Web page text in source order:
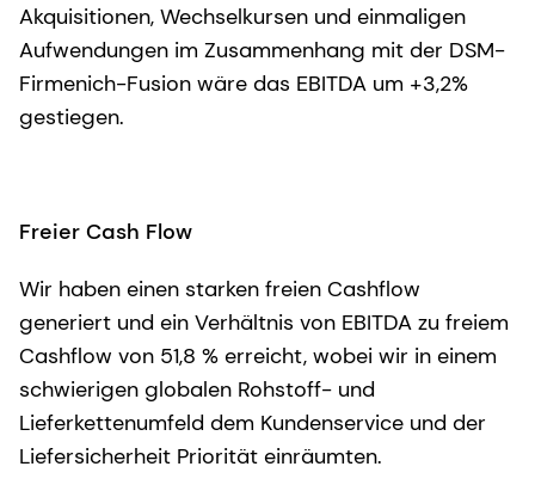
Akquisitionen, Wechselkursen und einmaligen
Aufwendungen im Zusammenhang mit der DSM-
Firmenich-Fusion wäre das EBITDA um +3,2%
gestiegen.
Freier Cash Flow
Wir haben einen starken freien Cashflow
generiert und ein Verhältnis von EBITDA zu freiem
Cashflow von 51,8 % erreicht, wobei wir in einem
schwierigen globalen Rohstoff- und
Lieferkettenumfeld dem Kundenservice und der
Liefersicherheit Priorität einräumten.